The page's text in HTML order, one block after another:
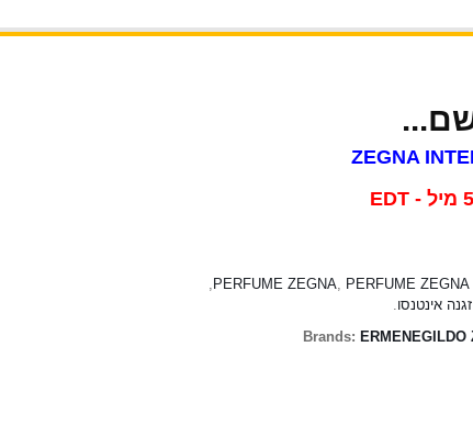
ZEGNA
PERFUME ZEGNA PERFUME
אינטנסו
Brands: ERMENEGILDO